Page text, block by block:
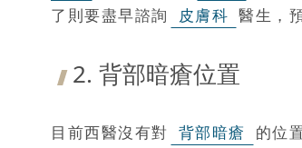
了則要盡早諮詢
皮膚科 醫生，
2. 背部暗瘡位置
目前西醫沒有對 背部暗瘡
的位